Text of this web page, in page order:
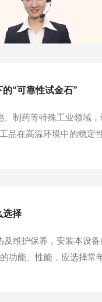
技术文章
“可靠性试金石”
、制药等特殊工业领域
品在高温环境中的稳定
选择
维护保养，安装本设
功能、性能，应选择